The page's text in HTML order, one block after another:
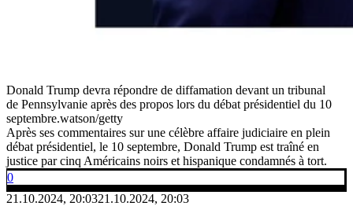
Donald Trump devra répondre de diffamation devant un tribunal
de Pennsylvanie après des propos lors du débat présidentiel du 10
septembre.watson/getty
Après ses commentaires sur une célèbre affaire judiciaire en plein
débat présidentiel, le 10 septembre, Donald Trump est traîné en
justice par cinq Américains noirs et hispanique condamnés à tort.
0
21.10.2024, 20:0321.10.2024, 20:03